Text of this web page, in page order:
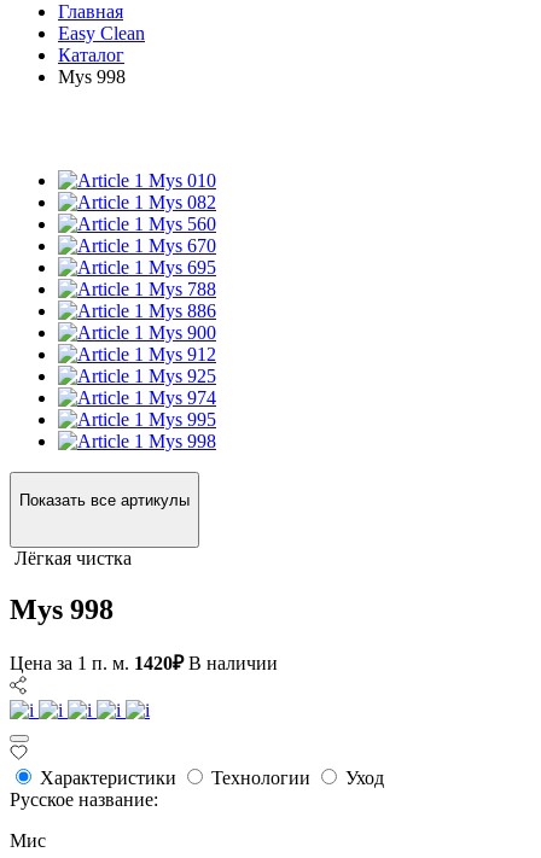
Главная
Easy Clean
Каталог
Mys 998
Mys 010
Mys 082
Mys 560
Mys 670
Mys 695
Mys 788
Mys 886
Mys 900
Mys 912
Mys 925
Mys 974
Mys 995
Mys 998
Показать все артикулы
Лёгкая чистка
Mys 998
Цена за 1 п. м. 1420₽ В наличии
Характеристики Технологии
Уход
Русское название:
Мис